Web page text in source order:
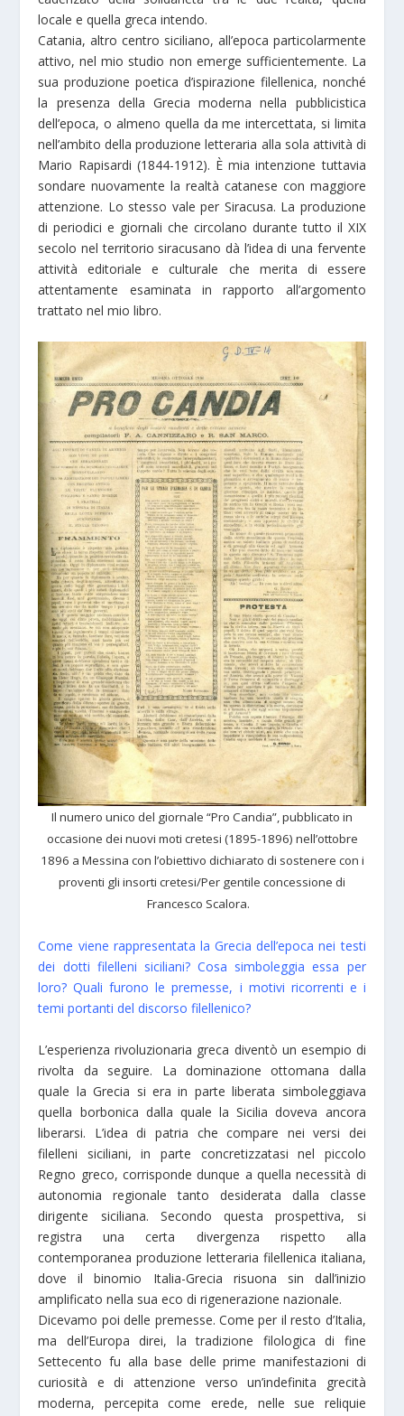
locale e quella greca intendo.
Catania, altro centro siciliano, all’epoca particolarmente
attivo, nel mio studio non emerge sufficientemente. La
sua produzione poetica d’ispirazione filellenica, nonché
la presenza della Grecia moderna nella pubblicistica
dell’epoca, o almeno quella da me intercettata, si limita
nell’ambito della produzione letteraria alla sola attività di
Mario Rapisardi (1844-1912). È mia intenzione tuttavia
sondare nuovamente la realtà catanese con maggiore
attenzione. Lo stesso vale per Siracusa. La produzione
di periodici e giornali che circolano durante tutto il XIX
secolo nel territorio siracusano dà l’idea di una fervente
attività editoriale e culturale che merita di essere
attentamente esaminata in rapporto all’argomento
trattato nel mio libro.
Il numero unico del giornale “Pro Candia”, pubblicato in
occasione dei nuovi moti cretesi (1895-1896) nell’ottobre
1896 a Messina con l’obiettivo dichiarato di sostenere con i
proventi gli insorti cretesi/Per gentile concessione di
Francesco Scalora.
Come viene rappresentata la Grecia dell’epoca nei testi
dei dotti filelleni siciliani? Cosa simboleggia essa per
loro? Quali furono le premesse, i motivi ricorrenti e i
temi portanti del discorso filellenico?
L’esperienza rivoluzionaria greca diventò un esempio di
rivolta da seguire. La dominazione ottomana dalla
quale la Grecia si era in parte liberata simboleggiava
quella borbonica dalla quale la Sicilia doveva ancora
liberarsi. L’idea di patria che compare nei versi dei
filelleni siciliani, in parte concretizzatasi nel piccolo
Regno greco, corrisponde dunque a quella necessità di
autonomia regionale tanto desiderata dalla classe
dirigente siciliana. Secondo questa prospettiva, si
registra una certa divergenza rispetto alla
contemporanea produzione letteraria filellenica italiana,
dove il binomio Italia-Grecia risuona sin dall’inizio
amplificato nella sua eco di rigenerazione nazionale.
Dicevamo poi delle premesse. Come per il resto d’Italia,
ma dell’Europa direi, la tradizione filologica di fine
Settecento fu alla base delle prime manifestazioni di
curiosità e di attenzione verso un’indefinita grecità
moderna, percepita come erede, nelle sue reliquie